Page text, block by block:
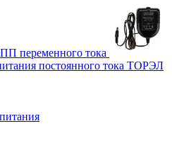
переменного тока
постоянного тока ТОРЭЛ